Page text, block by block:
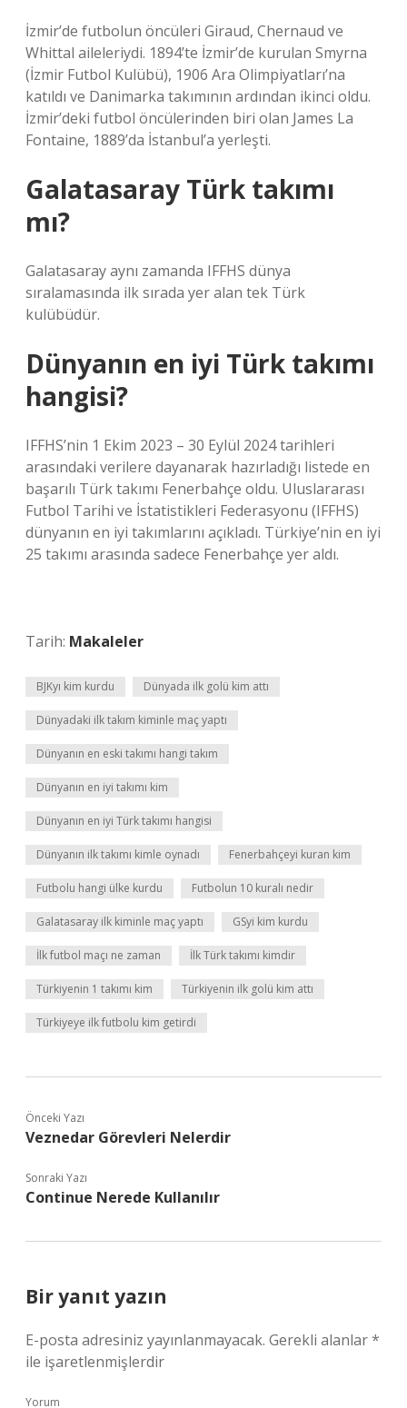
İzmir’de futbolun öncüleri Giraud, Chernaud ve
Whittal aileleriydi. 1894’te İzmir’de kurulan Smyrna
(İzmir Futbol Kulübü), 1906 Ara Olimpiyatları’na
katıldı ve Danimarka takımının ardından ikinci oldu.
İzmir’deki futbol öncülerinden biri olan James La
Fontaine, 1889’da İstanbul’a yerleşti.
Galatasaray Türk takımı
mı?
Galatasaray aynı zamanda IFFHS dünya
sıralamasında ilk sırada yer alan tek Türk
kulübüdür.
Dünyanın en iyi Türk takımı
hangisi?
IFFHS’nin 1 Ekim 2023 – 30 Eylül 2024 tarihleri ​​
arasındaki verilere dayanarak hazırladığı listede en
başarılı Türk takımı Fenerbahçe oldu. Uluslararası
Futbol Tarihi ve İstatistikleri Federasyonu (IFFHS)
dünyanın en iyi takımlarını açıkladı. Türkiye’nin en iyi
25 takımı arasında sadece Fenerbahçe yer aldı.
Tarih: Makaleler
BJKyı kim kurdu Dünyada ilk golü kim attı
Dünyadaki ilk takım kiminle maç yaptı
Dünyanın en eski takımı hangi takım
Dünyanın en iyi takımı kim
Dünyanın en iyi Türk takımı hangisi
Dünyanın ilk takımı kimle oynadı Fenerbahçeyi kuran kim
Futbolu hangi ülke kurdu Futbolun 10 kuralı nedir
Galatasaray ilk kiminle maç yaptı GSyi kim kurdu
İlk futbol maçı ne zaman İlk Türk takımı kimdir
Türkiyenin 1 takımı kim Türkiyenin ilk golü kim attı
Türkiyeye ilk futbolu kim getirdi
Önceki Yazı
Veznedar Görevleri Nelerdir
Sonraki Yazı
Continue Nerede Kullanılır
Bir yanıt yazın
E-posta adresiniz yayınlanmayacak. Gerekli alanlar*
ile işaretlenmişlerdir
Yorum